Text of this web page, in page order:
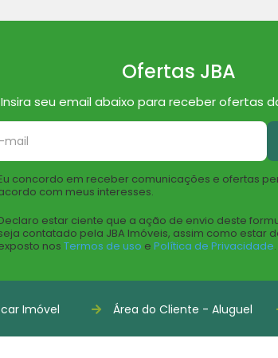
Ofertas JBA
Insira seu email abaixo para receber ofertas
concordo em receber comunicações e ofertas
com meus interesses.
estar ciente que a ação de envio deste
contatado pela JBA Imóveis, assim como estar
nos Termos de uso e Política de Privacidade.
Imóvel Área do Cliente - Aluguel